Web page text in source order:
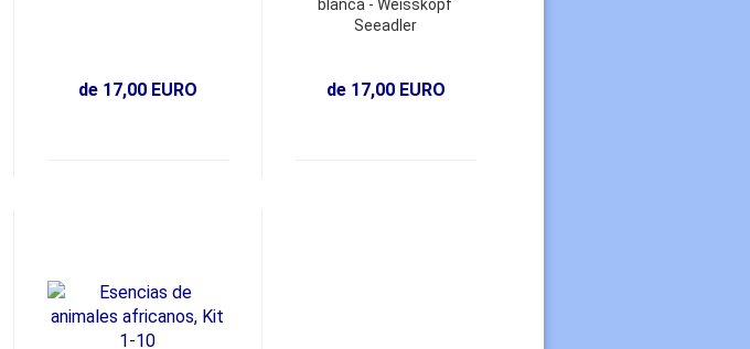
de 17,00 EURO
blanca - Weisskopf
Seeadler
de 17,00 EURO